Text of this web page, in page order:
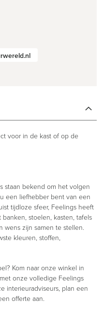
voor in de kast of op de
staan bekend om het volgen
een liefhebber bent van een
tijdloze sfeer, Feelings heeft
stoelen, kasten, tafels
wens zijn samen te stellen.
kleuren, stoffen,
Kom naar onze winkel in
onze volledige Feelings
interieuradviseurs, plan een
offerte aan.